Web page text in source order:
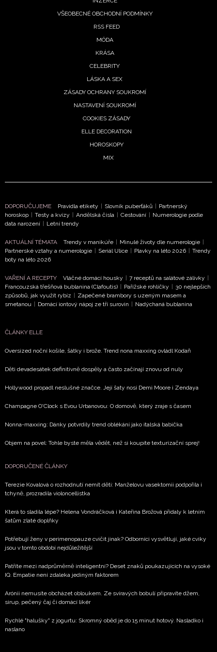
VŠEOBECNÉ OBCHODNÍ PODMÍNKY
RSS FEED
MÓDA
KRÁSA
CELEBRITY
LÁSKA A SEX
ZÁSADY OCHRANY SOUKROMÍ
NASTAVENÍ SOUKROMÍ
COOKIES ZÁSADY
ELLE DECORATION
HOROSKOPY
MIX
DOPORUČUJEME Pravidla etikety | Slovník puberťáků | Partnerský
horoskop | Testy a kvízy | Andělská čísla | Cestování | Numerologie podle
data narození | Letní trendy
AKTUÁLNÍ TÉMATA Trendy v manikúře | Minulé životy dle numerologie |
Partnerské vztahy a numerologie | Seriál Ulice | Plavky na léto 2026 | Trendy
boty na léto 2026
VAŘENÍ A RECEPTY Vláčné domácí housky | 7 receptů na salátové zálivky |
Francouzská třešňová bublanina (Clafoutis) | Pařížské rohlíčky | 30 nejlepších
způsobů, jak využít rybíz | Zapečené brambory s uzeným masem a
smetanou | Domácí iontový nápoj ze tří surovin | Nadýchaná bublanina
ČLÁNKY ELLE
Oversized noční košile, šátky i brože. Trend nona maxxing ovládl Kodaň
Děti devadesátek definitivně dospěly a často začínají znovu od nuly
Hollywood propadl neslušné značce. Její šaty nosí Demi Moore i Zendaya
Champagne O'Clock s Evou Urbanovou: O domově, který zraje s časem
Nonna-maxxing: Dánky potvrdily trend oblékání jako italská babička
Objem na povel: Tohle byste měla vědět, než si koupíte texturizační sprej!
DOPORUČENÉ ČLÁNKY
Terezie Kovalová o rozhodnutí nemít děti: Manželovu vasektomii podpořila i
tchyně, prozradila violoncellistka
Která to sladila lépe? Helena Vondráčková i Kateřina Brožová přidaly k letním
šatům zlaté doplňky
Potřebují ženy v perimenopauze cvičit jinak? Odborníci vysvětlují, jaké cviky
jsou v tomto období nejdůležitější
Patříte mezi nadprůměrně inteligentní? Deset znaků poukazujících na vysoké
IQ. Empatie není zdaleka jediným faktorem
Arónii nemusíte obcházet obloukem. Ze svíravých bobulí připravíte džem,
sirup, pečený čaj či domácí likér
Rychlé "halušky" z jogurtu: Skromný oběd je do 15 minut hotový. Nasladko i
naslano